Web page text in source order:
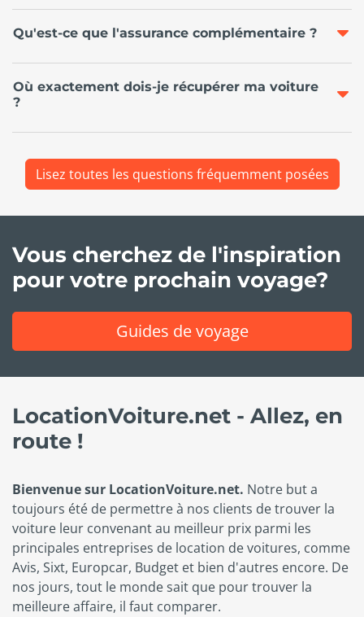
Qu'est-ce que l'assurance complémentaire ?
Où exactement dois-je récupérer ma voiture
?
Lisez toutes les questions fréquemment posées
Vous cherchez de l'inspiration
pour votre prochain voyage?
Guides de voyage
LocationVoiture.net - Allez, en
route !
Bienvenue sur LocationVoiture.net. Notre but a
toujours été de permettre à nos clients de trouver la
voiture leur convenant au meilleur prix parmi les
principales entreprises de location de voitures, comme
Avis, Sixt, Europcar, Budget et bien d'autres encore. De
nos jours, tout le monde sait que pour trouver la
meilleure affaire, il faut comparer.